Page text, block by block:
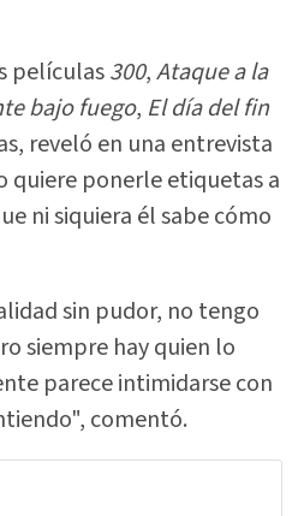
películas300,Ataque a la
bajo fuego, El día del fin
reveló en una entrevista
quiere ponerle etiquetas a
ni siquiera él sabe cómo
sin pudor, no tengo
siempre hay quien lo
parece intimidarse con
comentó.